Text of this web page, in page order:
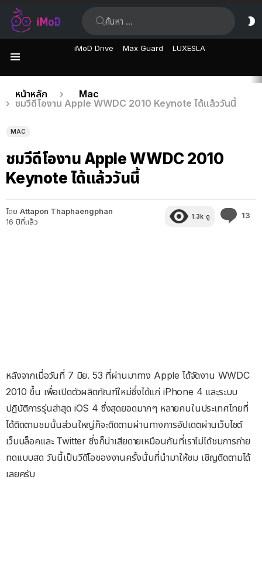
iMoD Drive Max Guard LUXESLA
เรื่อง
ล่าสุด
คุณอยู่ที่นี่:
หน้าหลัก
Mac
ชมวีดีโองาน Apple WWDC 2010 Keynote ได้แล้ววันนี้
MAC
ชมวีดีโองาน Apple WWDC 2010
Keynote ได้แล้ววันนี้
โดย Attapon Thaphaengphan
16 ปีที่แล้ว
1.3k ดู 13
หลังจากเมื่อวันที่ 7 มิย. 53 ที่ผ่านมาทาง Apple ได้จัดงาน WWDC
2010 ขึ้น เพื่อเปิดตัวผลิตภัณฑ์ใหม่ซึ่งได้แก่ iPhone 4 และระบบ
ปฎิบัติการรุ่นล่าสุด iOS 4 ซึ่งสุดยอดมากๆ หลายคนในประเทศไทยที่
ได้ติดตามชมนั้นส่วนใหญ่ก็จะติดตามผ่านทางการอัปเดตผ่านเว็บไซต์
เว็บบล็อคและ Twitter ซึ่งก็น่าเสียดายเหมือนกันที่เราไม่ได้ชมการถ่าย
ทดแบบสด วันนี้เป็นวีดีโอของงานครั้งนั้นที่นำมาให้ชม เชิญติดตามได้
เลยครับ